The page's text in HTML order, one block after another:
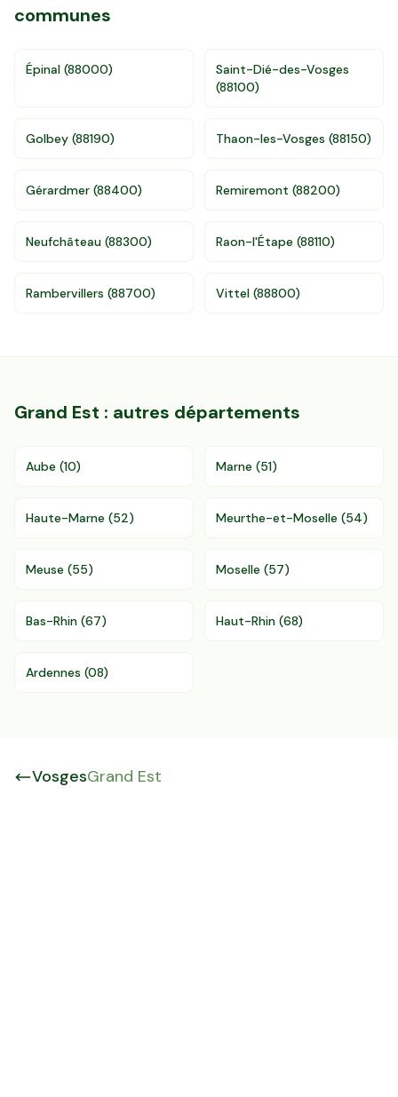
communes
Épinal (88000)
Saint-Dié-des-Vosges
(88100)
Golbey (88190) Thaon-les-Vosges (88150)
Gérardmer (88400) Remiremont (88200)
Neufchâteau (88300) Raon-l'Étape (88110)
Rambervillers (88700) Vittel (88800)
Grand Est : autres départements
Aube (10) Marne (51)
Haute-Marne (52) Meurthe-et-Moselle (54)
Meuse (55) Moselle (57)
Bas-Rhin (67) Haut-Rhin (68)
Ardennes (08)
VosgesGrand Est